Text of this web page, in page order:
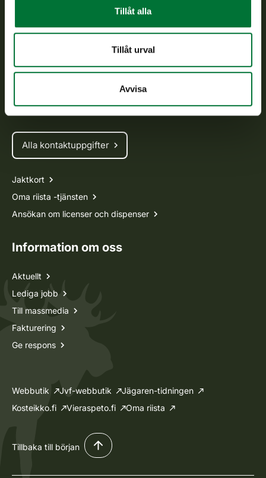
Tillåt alla
Tillåt urval
Avvisa
Kundtjänst
tel. 029 431 2001
Ofta ställda frågor
Alla kontaktuppgifter
Jaktkort
Oma riista -tjänsten
Ansökan om licenser och dispenser
Information om oss
Aktuellt
Lediga jobb
Till massmedia
Fakturering
Ge respons
Webbutik Jvf-webbutik
Jägaren-tidningen
Kosteikko.fi
Vieraspeto.fi Oma riista
Tillbaka till början